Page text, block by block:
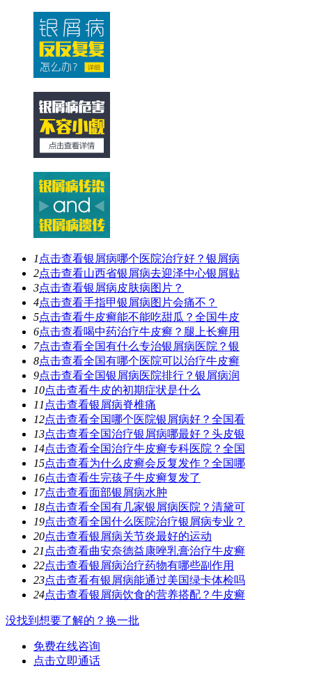
1 点击查看银屑病哪个医院治疗好？银屑病
2点击查看山西省银屑病去迎泽中心银屑贴
3点击查看银屑病皮肤病图片？
4点击查看手指甲银屑病图片会痛不？
5点击查看牛皮癣能不能吃甜瓜？全国牛皮
6点击查看喝中药治疗牛皮癣？腿上长癣用
7点击查看全国有什么专治银屑病医院？银
8点击查看全国有哪个医院可以治疗牛皮癣
9点击查看全国银屑病医院排行？银屑病润
10点击查看牛皮的初期症状是什么
11 点击查看银屑病脊椎痛
12点击查看全国哪个医院银屑病好？全国看
13点击查看全国治疗银屑病哪最好？头皮银
14点击查看全国治疗牛皮癣专科医院？全国
15点击查看为什么皮癣会反复发作？全国哪
16点击查看生完孩子牛皮癣复发了
17点击查看面部银屑病水肿
18点击查看全国有几家银屑病医院？清黛可
19点击查看全国什么医院治疗银屑病专业？
20点击查看银屑病关节炎最好的运动
21 点击查看曲安奈德益康唑乳膏治疗牛皮癣
22点击查看银屑病治疗药物有哪些副作用
23点击查看有银屑病能通过美国绿卡体检吗
24点击查看银屑病饮食的营养搭配？牛皮癣
没找到想要了解的？换一批
免费在线咨询
点击立即通话